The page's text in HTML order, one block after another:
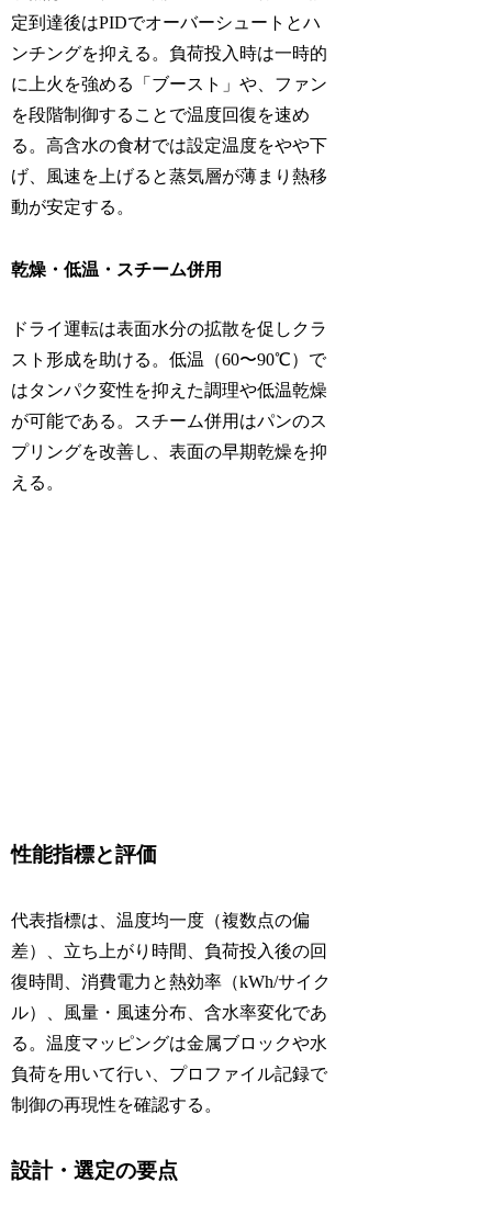
定到達後はPIDでオーバーシュートとハ
ンチングを抑える。負荷投入時は一時的
に上火を強める「ブースト」や、ファン
を段階制御することで温度回復を速め
る。高含水の食材では設定温度をやや下
げ、風速を上げると蒸気層が薄まり熱移
動が安定する。
乾燥・低温・スチーム併用
ドライ運転は表面水分の拡散を促しクラ
スト形成を助ける。低温（60〜90℃）で
はタンパク変性を抑えた調理や低温乾燥
が可能である。スチーム併用はパンのス
プリングを改善し、表面の早期乾燥を抑
える。
性能指標と評価
代表指標は、温度均一度（複数点の偏
差）、立ち上がり時間、負荷投入後の回
復時間、消費電力と熱効率（kWh/サイク
ル）、風量・風速分布、含水率変化であ
る。温度マッピングは金属ブロックや水
負荷を用いて行い、プロファイル記録で
制御の再現性を確認する。
設計・選定の要点